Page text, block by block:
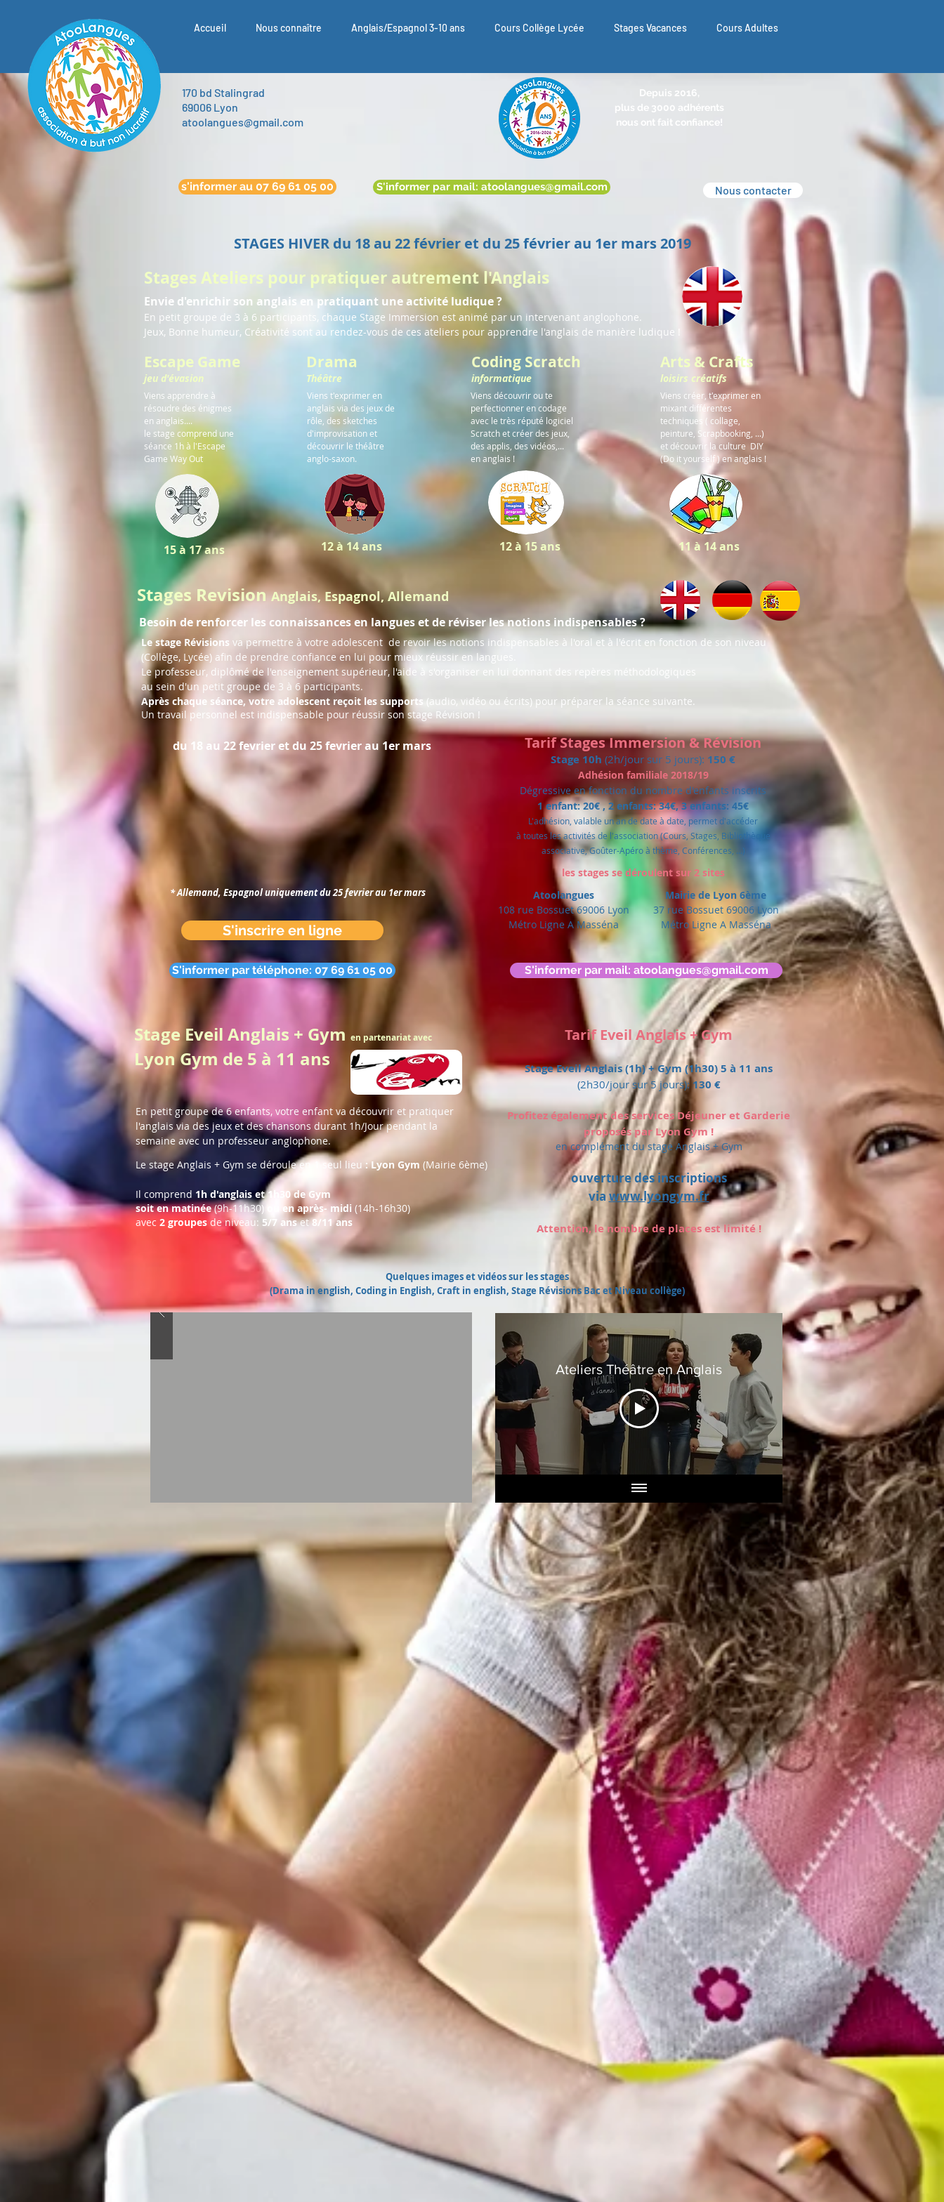
Accueil Nous connaître Anglais/Espagnol 3-10 ans Cours Collège Lycée Stages Vacances Cours Adultes
170 bd Stalingrad
69006 Lyon
atoolangues@gmail.com
Depuis 2016,
plus de 3000 adhérents
nous ont fait confiance!
s'informer au 07 69 61 05 00 S'informer par mail: atoolangues@gmail.com Nous contacter
STAGES HIVER du 18 au 22 février et du 25 février au 1er mars 2019
Stages Ateliers pour pratiquer autrement l'Anglais
Envie d'enrichir son anglais en pratiquant une activité ludique ?
En petit groupe de 3 à 6 participants, chaque Stage Immersion est animé par un intervenant anglophone.
Jeux, Bonne humeur, Créativité sont au rendez-vous de ces ateliers pour apprendre l'anglais de manière ludique !
Escape Game
jeu d'évasion
Viens apprendre à
résoudre des énigmes
en anglais....
le stage comprend une
séance 1h à l'Escape
Game Way Out
15 à 17 ans
Drama
Théâtre
Viens t'exprimer en
anglais via des jeux de
rôle, des sketches
d'improvisation et
découvrir le théâtre
anglo-saxon.
12 à 14 ans
Coding Scratch
informatique
Viens découvrir ou te
perfectionner en codage
avec le très réputé logiciel
Scratch et créer des jeux,
des applis, des vidéos,...
en anglais !
12 à 15 ans
Arts & Crafts
loisirs créatifs
Viens créer, t'exprimer en
mixant différentes
techniques ( collage,
peinture, Scrapbooking, ...)
et découvrir la culture DIY
(Do it yourself ) en anglais !
11 à 14 ans
Stages RevisionAnglais, Espagnol, Allemand
Besoin de renforcer les connaissances en langues et de réviser les notions indispensables ?
Le stage Révisions va permettre à votre adolescent de revoir les notions indispensables à l'oral et à l'écrit en fonction de son niveau
(Collège, Lycée) afin de prendre confiance en lui pour mieux réussir en langues.
Le professeur, diplômé de l'enseignement supérieur, l'aide à s'organiser en lui donnant des repères méthodologiques
au sein d'un petit groupe de 3 à 6 participants.
Après chaque séance, votre adolescent reçoit les supports (audio, vidéo ou écrits) pour préparer la séance suivante.
Un travail personnel est indispensable pour réussir son stage Révision !
du 18 au 22 fevrier et du 25 fevrier au 1er mars
* Allemand, Espagnol uniquement du 25 fevrier au 1er mars
S'inscrire en ligne
S'informer par téléphone: 07 69 61 05 00
Tarif Stages Immersion & Révision
Stage 10h (2h/jour sur 5 jours): 150 €
Adhésion familiale 2018/19
Dégressive en fonction du nombre d'enfants inscrits
1 enfant: 20€, 2 enfants: 34€, 3 enfants: 45€
L'adhésion, valable un an de date à date, permet d'accéder
à toutes les activités de l'association (Cours, Stages, Bibliothèque
associative, Goûter-Apéro à thème, Conférences, ...)
les stages se déroulent sur 2 sites
Atoolangues
108 rue Bossuet 69006 Lyon
Métro Ligne A Masséna
Mairie de Lyon 6ème
37 rue Bossuet 69006 Lyon
Métro Ligne A Masséna
S'informer par mail: atoolangues@gmail.com
Stage Eveil Anglais + Gym en partenariat avec
Lyon Gym de 5 à 11 ans
En petit groupe de 6 enfants, votre enfant va découvrir et pratiquer
l'anglais via des jeux et des chansons durant 1h/Jour pendant la
semaine avec un professeur anglophone.
Le stage Anglais + Gym se déroule en 1 seul lieu: Lyon Gym (Mairie 6ème)
Il comprend 1h d'anglais et 1h30 de Gym
soit en matinée(9h-11h30) ou en après- midi (14h-16h30)
avec 2 groupes de niveau: 5/7 anset8/11 ans
Tarif Eveil Anglais + Gym
Stage Eveil Anglais (1h) + Gym (1h30) 5 à 11 ans
(2h30/jour sur 5 jours):130 €
Profitez également des services Déjeuner et Garderie
proposés par Lyon Gym !
en complément du stage Anglais + Gym
ouverture des inscriptions
viawww.lyongym.fr
Attention, le nombre de places est limité !
Quelques images et vidéos sur les stages
(Drama in english, Coding in English, Craft in english, Stage Révisions Bac et Niveau collège)
Ateliers Théâtre en Anglais